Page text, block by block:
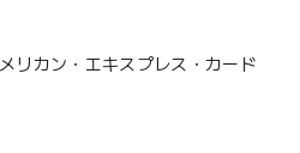
カン・エキスプレス・カード